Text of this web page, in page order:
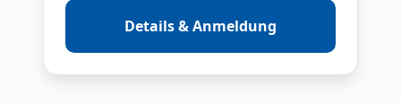
Details & Anmeldung